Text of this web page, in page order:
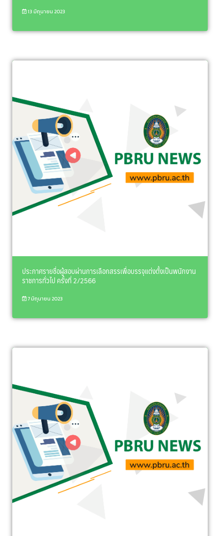
13 มิถุนายน 2023
ประกาศรายชื่อผู้สอบผ่านการเลือกสรรเพื่อบรรจุแต่งตั้งเป็นพนักงาน
ราชการทั่วไป ครั้งที่ 2/2566
7 มิถุนายน 2023